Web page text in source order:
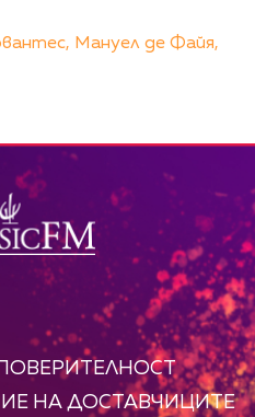
Мануел де Файя,
НА ДОСТАВЧИЦИТЕ